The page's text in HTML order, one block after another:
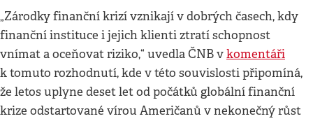
„Zárodky finanční krizí vznikají v dobrých časech, kdy
finanční instituce i jejich klienti ztratí schopnost
vnímat a oceňovat riziko,“ uvedla ČNB vkomentáři
k tomuto rozhodnutí, kde v této souvislosti připomíná,
že letos uplyne deset let od počátků globální finanční
krize odstartované vírou Američanů v nekonečný růst